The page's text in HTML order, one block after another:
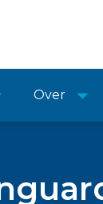
Over